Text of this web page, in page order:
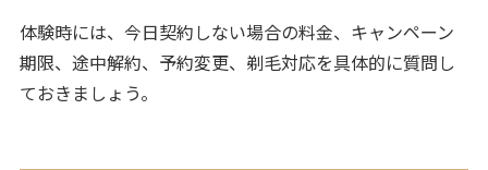
体験時には、今日契約しない場合の料金、キャンペーン
期限、途中解約、予約変更、剃毛対応を具体的に質問し
ておきましょう。